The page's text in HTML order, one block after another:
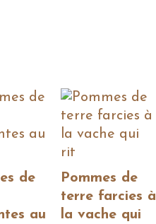
de
au
Pommes de
terre farcies à
la vache qui